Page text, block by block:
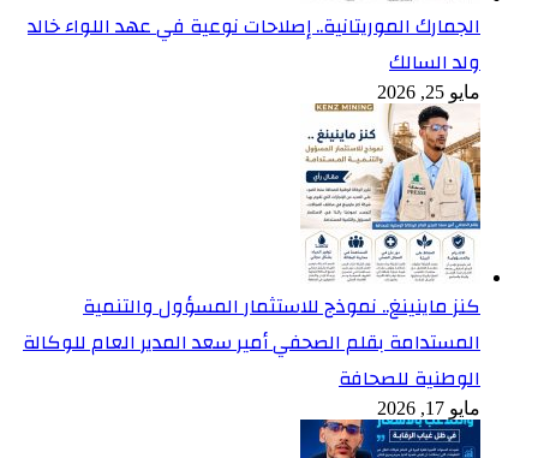
الجمارك الموريتانية.. إصلاحات نوعية في عهد اللواء خالد
ولد السالك
مايو 25, 2026
كنز ماينينغ.. نموذج للاستثمار المسؤول والتنمية
المستدامة بقلم الصحفي أمير سعد المدير العام للوكالة
الوطنية للصحافة
مايو 17, 2026